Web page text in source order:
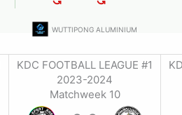
WUTTIPONG ALUMINIUM
KDC FOOTBALL LEAGUE #1
2023-2024
Matchweek 10